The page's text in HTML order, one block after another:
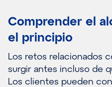
Comprender el
el principio
Los retos relacionados
surgir antes incluso de
Los clientes pueden